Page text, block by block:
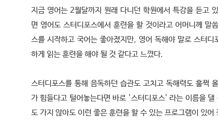
지금 영어는 2월달까지 원래 다니던 학원에서 특강을 듣고
면 영어도 스터디포스에서 훈련을 할 것이라고 어머니께 말
스를 시작하고 국어는 좋아졌지만, 영어 독해야 말로 스터디
하게 읽는 훈련을 해야 될 것 같다고 느꼈다.
스터디포스를 통해 음독하던 습관도 고치고 독해력도 훌쩍
가 힘들다고 털어놓는다면 바로 '스터디포스' 라는 이름을 댈
도 가지 않아도 이런 좋은 훈련을 할 수 있는 프로그램이 있어